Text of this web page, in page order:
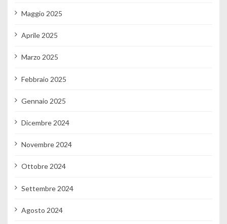
Maggio 2025
Aprile 2025
Marzo 2025
Febbraio 2025
Gennaio 2025
Dicembre 2024
Novembre 2024
Ottobre 2024
Settembre 2024
Agosto 2024